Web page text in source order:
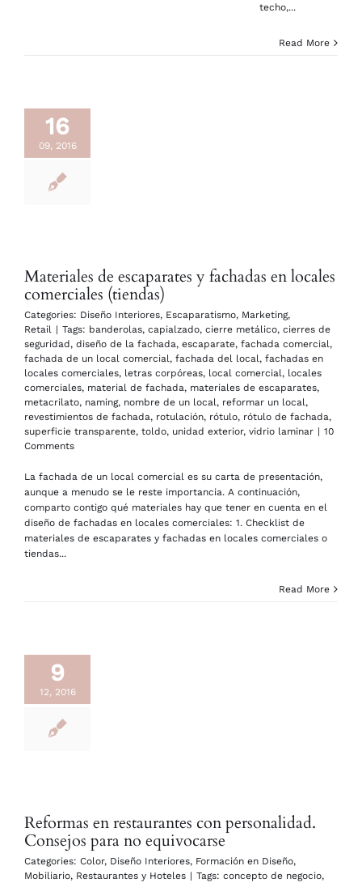
techo,...
Read More
16
09, 2016
Materiales de escaparates y fachadas en locales
comerciales (tiendas)
Categories: Diseño Interiores, Escaparatismo, Marketing,
Retail | Tags: banderolas, capialzado, cierre metálico, cierres de
seguridad, diseño de la fachada, escaparate, fachada comercial ,
fachada de un local comercial , fachada del local , fachadas en
locales comerciales, letras corpóreas, local comercial , locales
comerciales, material de fachada, materiales de escaparates,
metacrilato, naming, nombre de un local , reformar un local ,
revestimientos de fachada, rotulación, rótulo, rótulo de fachada,
superficie transparente, toldo, unidad exterior, vidrio laminar | 10
Comments
La fachada de un local comercial es su carta de presentación,
aunque a menudo se le reste importancia. A continuación,
comparto contigo qué materiales hay que tener en cuenta en el
diseño de fachadas en locales comerciales: 1. Checklist de
materiales de escaparates y fachadas en locales comerciales o
tiendas...
Read More
9
12, 2016
Reformas en restaurantes con personalidad.
Consejos para no equivocarse
Categories: Color, Diseño Interiores, Formación en Diseño,
Mobiliario, Restaurantes y Hoteles | Tags: concepto de negocio,